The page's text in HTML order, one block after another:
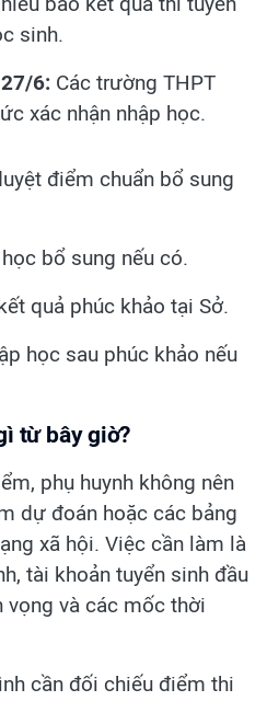
sinh.
6: Các trường THPT
xác nhận nhập học.
điểm chuẩn bổ sung
bổ sung nếu có.
quả phúc khảo tại Sở.
học sau phúc khảo nếu
từ bây giờ?
phụ huynh không nên
dự đoán hoặc các bảng
xã hội. Việc cần làm là
tài khoản tuyển sinh đầu
vọng và các mốc thời
cần đối chiếu điểm thi